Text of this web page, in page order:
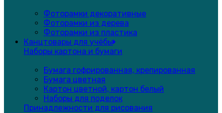
Фоторамки декоративные
Фоторамки из дерева
Фоторамки из пластика
Канцтовары для учёбы
Наборы картона и бумаги
Бумага гофрированная, крепированная
Бумага цветная
Картон цветной, картон белый
Наборы для поделок
Принадлежности для рисования